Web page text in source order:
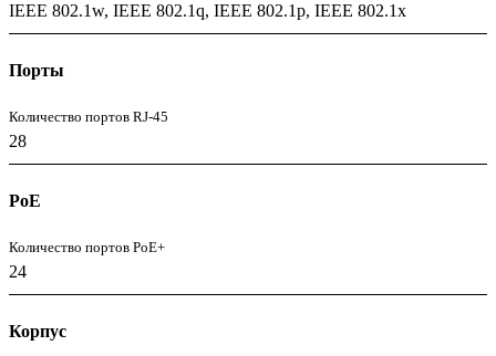
IEEE 802.1w, IEEE 802.1q, IEEE 802.1p, IEEE 802.1x
Порты
Количество портов RJ-45
28
PoE
Количество портов PoE+
24
Корпус